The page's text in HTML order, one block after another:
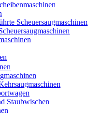
Scheuersaugmaschinen
Staubwischen